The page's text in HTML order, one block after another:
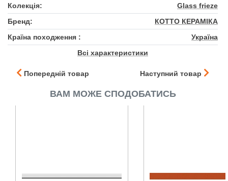
Колекція:
Glass frieze
Бренд:
КОТТО КЕРАМІКА
Країна походження :
Україна
Всі характеристики
Попередній товар Наступний товар
ВАМ МОЖЕ СПОДОБАТИСЬ